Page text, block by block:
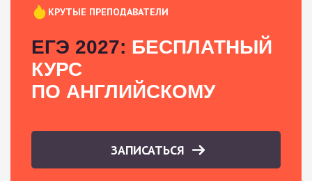
КРУТЫЕ ПРЕПОДАВАТЕЛИ
ЕГЭ 2027: БЕСПЛАТНЫЙ
КУРС
ПО АНГЛИЙСКОМУ
ЗАПИСАТЬСЯ